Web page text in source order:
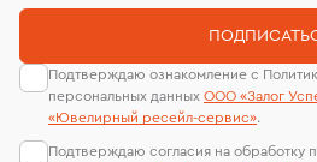
Подтверждаю ознакомление с
персональных данных ООО «Залог
«Ювелирный ресейл-сервиc».
Подтверждаю согласия на обработку